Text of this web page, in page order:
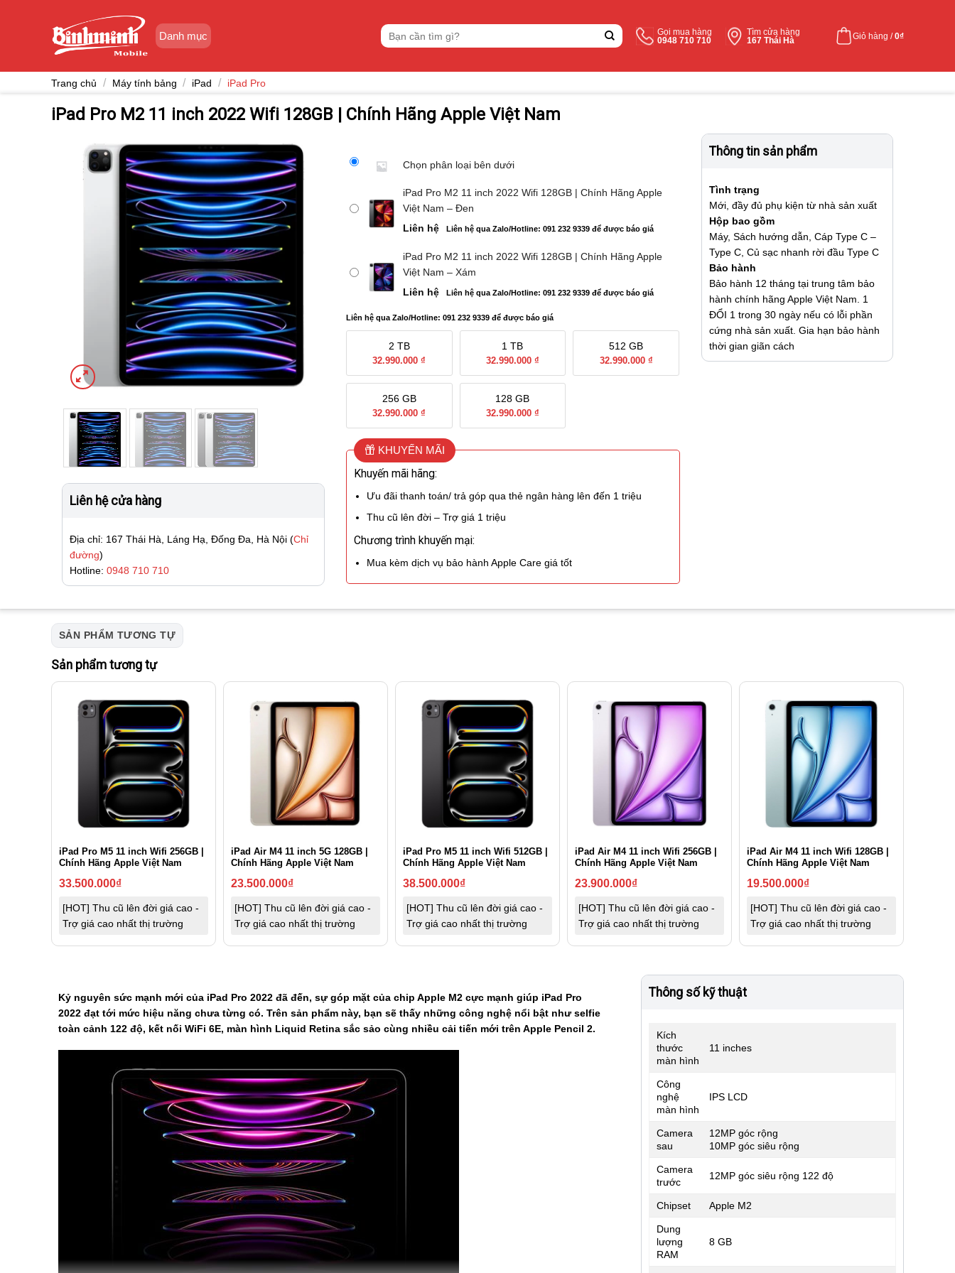
Danh mục
Tìm
kiếm:
Gọi mua hàng
0948 710 710
Tìm cửa hàng
167 Thái Hà
Giỏ hàng /0₫
Trang chủ / Máy tính bảng / iPad / iPad Pro
iPad Pro M2 11 inch 2022 Wifi 128GB | Chính Hãng Apple Việt Nam
Liên hệ cửa hàng
Địa chỉ: 167 Thái Hà, Láng Hạ, Đống Đa, Hà Nội (Chỉ
đường)
Hotline: 0948 710 710
Chọn phân loại bên dưới
iPad Pro M2 11 inch 2022 Wifi 128GB | Chính Hãng Apple
Việt Nam – Đen
Liên hệ
Liên hệ qua Zalo/Hotline: 091 232 9339 để được báo giá
iPad Pro M2 11 inch 2022 Wifi 128GB | Chính Hãng Apple
Việt Nam – Xám
Liên hệ
Liên hệ qua Zalo/Hotline: 091 232 9339 để được báo giá
Liên hệ qua Zalo/Hotline: 091 232 9339 để được báo giá
2 TB
32.990.000 ₫
1 TB
32.990.000 ₫
512 GB
32.990.000 ₫
256 GB
32.990.000 ₫
128 GB
32.990.000 ₫
KHUYẾN MÃI
Khuyến mãi hãng:
Ưu đãi thanh toán/ trả góp qua thẻ ngân hàng lên đến 1 triệu
Thu cũ lên đời – Trợ giá 1 triệu
Chương trình khuyến mại:
Mua kèm dịch vụ bảo hành Apple Care giá tốt
Thông tin sản phẩm
Tình trạng
Mới, đầy đủ phụ kiện từ nhà sản xuất
Hộp bao gồm
Máy, Sách hướng dẫn, Cáp Type C –
Type C, Củ sạc nhanh rời đầu Type C
Bảo hành
Bảo hành 12 tháng tại trung tâm bảo
hành chính hãng Apple Việt Nam. 1
ĐỔI 1 trong 30 ngày nếu có lỗi phần
cứng nhà sản xuất. Gia hạn bảo hành
thời gian giãn cách
SẢN PHẨM TƯƠNG TỰ
Sản phẩm tương tự
iPad Pro M5 11 inch Wifi 256GB |
Chính Hãng Apple Việt Nam
33.500.000₫
[HOT] Thu cũ lên đời giá cao -
Trợ giá cao nhất thị trường
iPad Air M4 11 inch 5G 128GB |
Chính Hãng Apple Việt Nam
23.500.000₫
[HOT] Thu cũ lên đời giá cao -
Trợ giá cao nhất thị trường
iPad Pro M5 11 inch Wifi 512GB |
Chính Hãng Apple Việt Nam
38.500.000₫
[HOT] Thu cũ lên đời giá cao -
Trợ giá cao nhất thị trường
iPad Air M4 11 inch Wifi 256GB |
Chính Hãng Apple Việt Nam
23.900.000₫
[HOT] Thu cũ lên đời giá cao -
Trợ giá cao nhất thị trường
iPad Air M4 11 inch Wifi 128GB |
Chính Hãng Apple Việt Nam
19.500.000₫
[HOT] Thu cũ lên đời giá cao -
Trợ giá cao nhất thị trường
Kỷ nguyên sức mạnh mới của iPad Pro 2022 đã đến, sự góp mặt của chip Apple M2 cực mạnh giúp iPad Pro
2022 đạt tới mức hiệu năng chưa từng có. Trên sản phẩm này, bạn sẽ thấy những công nghệ nổi bật như selfie
toàn cảnh 122 độ, kết nối WiFi 6E, màn hình Liquid Retina sắc sảo cùng nhiều cải tiến mới trên Apple Pencil 2.
Thông số kỹ thuật
Kích
thước
màn hình
11 inches
Công
nghệ
màn hình
IPS LCD
Camera
sau
12MP góc rộng
10MP góc siêu rộng
Camera
trước
12MP góc siêu rộng 122 độ
Chipset Apple M2
Dung
lượng
RAM
8 GB